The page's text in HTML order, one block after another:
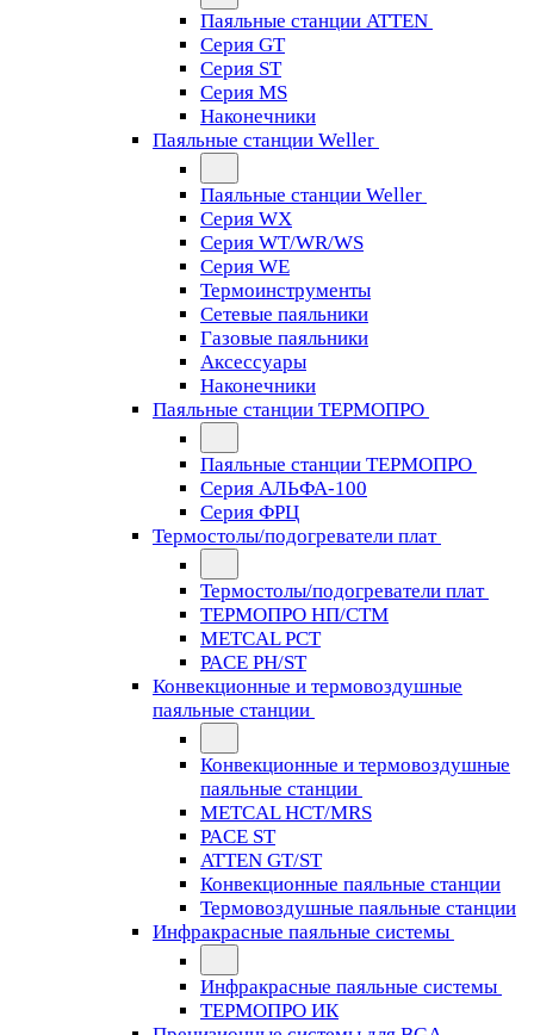
Паяльные станции ATTEN
Серия GT
Серия ST
Серия MS
Наконечники
Паяльные станции Weller
Паяльные станции Weller
Серия WX
Серия WT/WR/WS
Серия WE
Термоинструменты
Сетевые паяльники
Газовые паяльники
Аксессуары
Наконечники
Паяльные станции ТЕРМОПРО
Паяльные станции ТЕРМОПРО
Серия АЛЬФА-100
Серия ФРЦ
Термостолы/подогреватели плат
Термостолы/подогреватели плат
ТЕРМОПРО НП/СТМ
METCAL PCT
PACE PH/ST
Конвекционные и термовоздушные
паяльные станции
Конвекционные и термовоздушные
паяльные станции
METCAL HCT/MRS
PACE ST
ATTEN GT/ST
Конвекционные паяльные станции
Термовоздушные паяльные станции
Инфракрасные паяльные системы
Инфракрасные паяльные системы
ТЕРМОПРО ИК